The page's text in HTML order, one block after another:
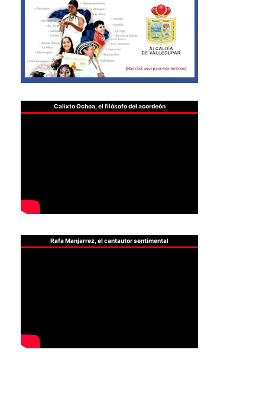
Calixto Ochoa, el filósofo del acordeón
Rafa Manjarrez, el cantautor sentimental